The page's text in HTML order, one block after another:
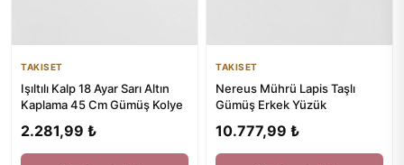
TAKISET
Işıltılı Kalp 18 Ayar Sarı Altın
Kaplama 45 Cm Gümüş Kolye
2.281,99 ₺
TAKISET
Nereus Mührü Lapis Taşlı
Gümüş Erkek Yüzük
10.777,99 ₺